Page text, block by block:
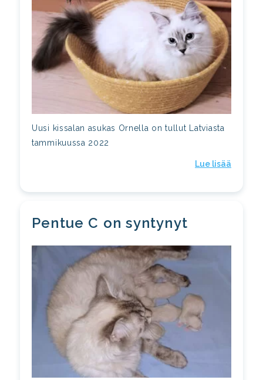
Uusi kissalan asukas Ornella on tullut Latviasta
tammikuussa 2022
Lue lisää
Pentue C on syntynyt